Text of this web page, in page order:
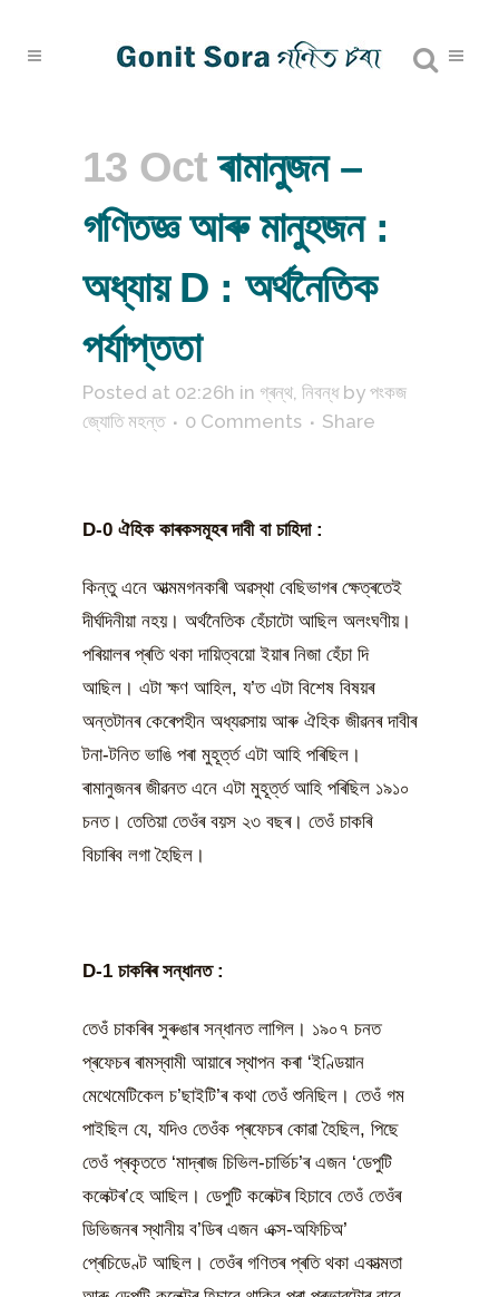
13 Oct ৰামানুজন –
গণিতজ্ঞ আৰু মানুহজন :
অধ্যায় D : অৰ্থনৈতিক
পৰ্যাপ্ততা
Posted at 02:26h in গ্ৰন্থ, নিবন্ধ by পংকজ
জ্যোতি মহন্ত
0 Comments Share
D-0 ঐহিক কাৰকসমূহৰ দাবী বা চাহিদা :
কিন্তু এনে আত্মমগনকাৰী অৱস্থা বেছিভাগৰ ক্ষেত্ৰতেই
দীৰ্ঘদিনীয়া নহয়। অৰ্থনৈতিক হেঁচাটো আছিল অলংঘণীয়।
পৰিয়ালৰ প্ৰতি থকা দায়িত্বয়ো ইয়াৰ নিজা হেঁচা দি
আছিল। এটা ক্ষণ আহিল, য’ত এটা বিশেষ বিষয়ৰ
অন্তটানৰ কেৰেপহীন অধ্যৱসায় আৰু ঐহিক জীৱনৰ দাবীৰ
টনা-টনিত ভাঙি পৰা মুহূৰ্ত্ত এটা আহি পৰিছিল।
ৰামানুজনৰ জীৱনত এনে এটা মুহূৰ্ত্ত আহি পৰিছিল ১৯১০
চনত। তেতিয়া তেওঁৰ বয়স ২৩ বছৰ। তেওঁ চাকৰি
বিচাৰিব লগা হৈছিল।
D-1 চাকৰিৰ সন্ধানত :
তেওঁ চাকৰিৰ সুৰুঙাৰ সন্ধানত লাগিল। ১৯০৭ চনত
প্ৰফেচৰ ৰামস্বামী আয়াৰে স্থাপন কৰা ‘ইণ্ডিয়ান
মেথেমেটিকেল চ’ছাইটি’ৰ কথা তেওঁ শুনিছিল। তেওঁ গম
পাইছিল যে, যদিও তেওঁক প্ৰফেচৰ কোৱা হৈছিল, পিছে
তেওঁ প্ৰকৃততে ‘মাদ্ৰাজ চিভিল-চাৰ্ভিচ’ৰ এজন ‘ডেপুটি
কলেক্টৰ’হে আছিল। ডেপুটি কলেক্টৰ হিচাবে তেওঁ তেওঁৰ
ডিভিজনৰ স্থানীয় ব’ডিৰ এজন এক্স-অফিচিঅ’
প্ৰেচিডেণ্ট আছিল। তেওঁৰ গণিতৰ প্ৰতি থকা একাত্মতা